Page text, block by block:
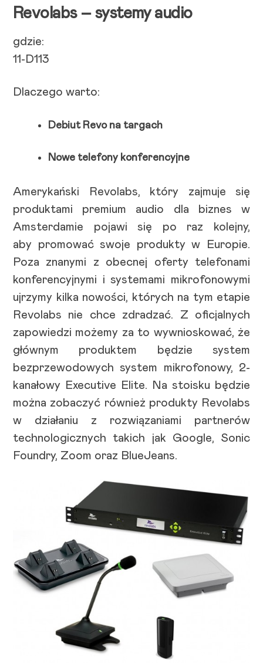
Revolabs – systemy audio
gdzie:
11-D113
Dlaczego warto:
Debiut Revo na targach
Nowe telefony konferencyjne
Amerykański Revolabs, który zajmuje się
produktami premium audio dla biznes w
Amsterdamie pojawi się po raz kolejny,
aby promować swoje produkty w Europie.
Poza znanymi z obecnej oferty telefonami
konferencyjnymi i systemami mikrofonowymi
ujrzymy kilka nowości, których na tym etapie
Revolabs nie chce zdradzać. Z oficjalnych
zapowiedzi możemy za to wywnioskować, że
głównym produktem będzie system
bezprzewodowych system mikrofonowy, 2-
kanałowy Executive Elite. Na stoisku będzie
można zobaczyć również produkty Revolabs
w działaniu z rozwiązaniami partnerów
technologicznych takich jak Google, Sonic
Foundry, Zoom oraz BlueJeans.